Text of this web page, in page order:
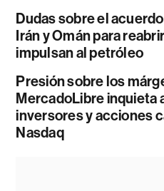
Dudas sobre el
Irán y Omán para
impulsan al petróleo
Presión sobre los
MercadoLibre inquieta
inversores y acciones
Nasdaq